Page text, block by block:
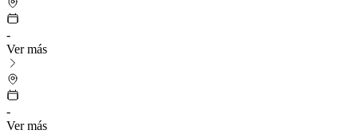
-
Ver más
-
Ver más